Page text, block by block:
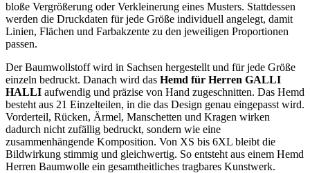
bloße Vergrößerung oder Verkleinerung eines Musters. Stattdessen
werden die Druckdaten für jede Größe individuell angelegt, damit
Linien, Flächen und Farbakzente zu den jeweiligen Proportionen
passen.
Der Baumwollstoff wird in Sachsen hergestellt und für jede Größe
einzeln bedruckt. Danach wird das Hemd für Herren GALLI
HALLI aufwendig und präzise von Hand zugeschnitten. Das Hemd
besteht aus 21 Einzelteilen, in die das Design genau eingepasst wird.
Vorderteil, Rücken, Ärmel, Manschetten und Kragen wirken
dadurch nicht zufällig bedruckt, sondern wie eine
zusammenhängende Komposition. Von XS bis 6XL bleibt die
Bildwirkung stimmig und gleichwertig. So entsteht aus einem Hemd
Herren Baumwolle ein gesamtheitliches tragbares Kunstwerk.